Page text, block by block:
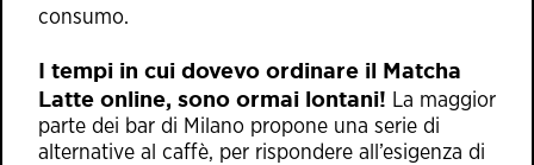
consumo.
I tempi in cui dovevo ordinare il Matcha
Latte online, sono ormai lontani! La maggior
parte dei bar di Milano propone una serie di
alternative al caffè, per rispondere all’esigenza di